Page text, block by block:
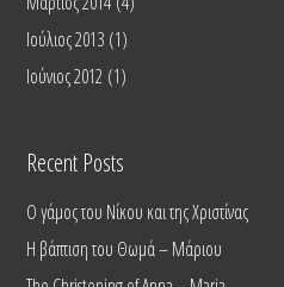
Ιούλιος 2013 (1)
Ιούνιος 2012 (1)
Recent Posts
Ο γάμος του Νίκου και της Χριστίνας
Η βάπτιση του Θωμά – Μάριου